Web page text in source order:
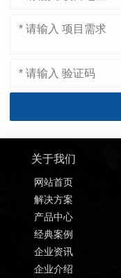
关于我们
网站首页
解决方案
产品中心
经典案例
企业资讯
企业介绍